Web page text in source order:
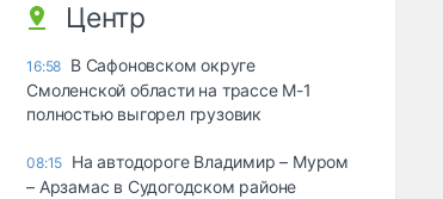
Центр
16:58 В Сафоновском округе
Смоленской области на трассе М-1
полностью выгорел грузовик
08:15 На автодороге Владимир – Муром
– Арзамас в Судогодском районе